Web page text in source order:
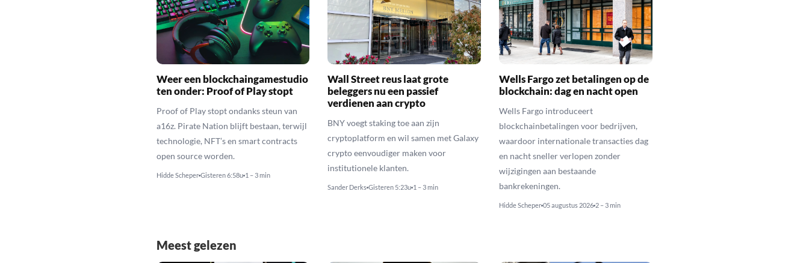
Weer een blockchaingamestudio
ten onder: Proof of Play stopt
Proof of Play stopt ondanks steun van
a16z. Pirate Nation blijft bestaan, terwijl
technologie, NFT’s en smart contracts
open source worden.
Hidde Scheper Gisteren 6:58u 1 – 3 min
Wall Street reus laat grote
beleggers nu een passief
verdienen aan crypto
BNY voegt staking toe aan zijn
cryptoplatform en wil samen met Galaxy
crypto eenvoudiger maken voor
institutionele klanten.
Sander Derks Gisteren 5:23u 1 – 3 min
Wells Fargo zet betalingen op de
blockchain: dag en nacht open
Wells Fargo introduceert
blockchainbetalingen voor bedrijven,
waardoor internationale transacties dag
en nacht sneller verlopen zonder
wijzigingen aan bestaande
bankrekeningen.
Hidde Scheper 05 augustus 2026 2 – 3 min
Meest gelezen